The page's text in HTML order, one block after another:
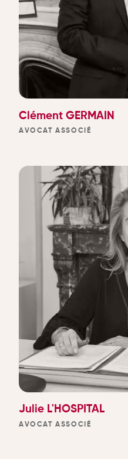
Clément GERMAIN
AVOCAT ASSOCIÉ
Julie L'HOSPITAL
AVOCAT ASSOCIÉ